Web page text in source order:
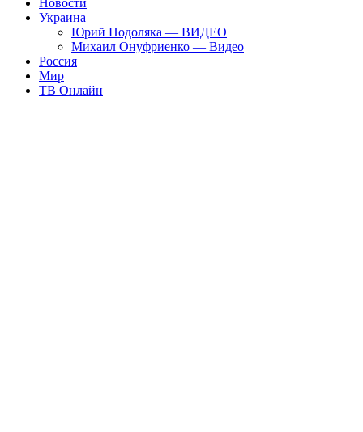
Новости
Украина
Юрий Подоляка — ВИДЕО
Михаил Онуфриенко — Видео
Россия
Мир
ТВ Онлайн